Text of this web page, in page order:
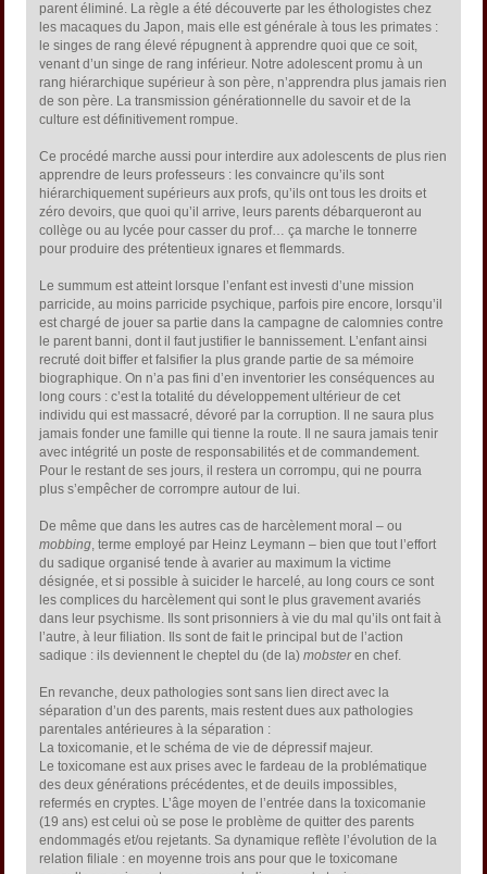
parent éliminé. La règle a été découverte par les éthologistes chez
les macaques du Japon, mais elle est générale à tous les primates :
le singes de rang élevé répugnent à apprendre quoi que ce soit,
venant d’un singe de rang inférieur. Notre adolescent promu à un
rang hiérarchique supérieur à son père, n’apprendra plus jamais rien
de son père. La transmission générationnelle du savoir et de la
culture est définitivement rompue.
Ce procédé marche aussi pour interdire aux adolescents de plus rien
apprendre de leurs professeurs : les convaincre qu’ils sont
hiérarchiquement supérieurs aux profs, qu’ils ont tous les droits et
zéro devoirs, que quoi qu’il arrive, leurs parents débarqueront au
collège ou au lycée pour casser du prof… ça marche le tonnerre
pour produire des prétentieux ignares et flemmards.
Le summum est atteint lorsque l’enfant est investi d’une mission
parricide, au moins parricide psychique, parfois pire encore, lorsqu’il
est chargé de jouer sa partie dans la campagne de calomnies contre
le parent banni, dont il faut justifier le bannissement. L’enfant ainsi
recruté doit biffer et falsifier la plus grande partie de sa mémoire
biographique. On n’a pas fini d’en inventorier les conséquences au
long cours : c’est la totalité du développement ultérieur de cet
individu qui est massacré, dévoré par la corruption. Il ne saura plus
jamais fonder une famille qui tienne la route. Il ne saura jamais tenir
avec intégrité un poste de responsabilités et de commandement.
Pour le restant de ses jours, il restera un corrompu, qui ne pourra
plus s’empêcher de corrompre autour de lui.
De même que dans les autres cas de harcèlement moral – ou
mobbing , terme employé par Heinz Leymann – bien que tout l’effort
du sadique organisé tende à avarier au maximum la victime
désignée, et si possible à suicider le harcelé, au long cours ce sont
les complices du harcèlement qui sont le plus gravement avariés
dans leur psychisme. Ils sont prisonniers à vie du mal qu’ils ont fait à
l’autre, à leur filiation. Ils sont de fait le principal but de l’action
sadique : ils deviennent le cheptel du (de la)mobsteren chef.
En revanche, deux pathologies sont sans lien direct avec la
séparation d’un des parents, mais restent dues aux pathologies
parentales antérieures à la séparation :
La toxicomanie, et le schéma de vie de dépressif majeur.
Le toxicomane est aux prises avec le fardeau de la problématique
des deux générations précédentes, et de deuils impossibles,
refermés en cryptes. L’âge moyen de l’entrée dans la toxicomanie
(19 ans) est celui où se pose le problème de quitter des parents
endommagés et/ou rejetants. Sa dynamique reflète l’évolution de la
relation filiale : en moyenne trois ans pour que le toxicomane